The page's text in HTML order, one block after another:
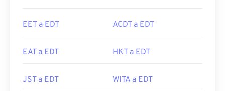
EET a EDT ACDT a EDT
EAT a EDT HKT a EDT
JST a EDT WITA a EDT